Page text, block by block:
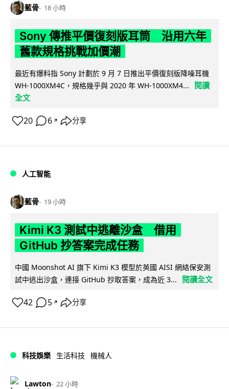
藍骨 18 小時
Sony 傳推平價復刻版耳筒 沿用六年
舊款規格挑戰加價潮
最近有爆料指 Sony 計劃於 9 月 7 日推出平價復刻版降噪耳機
WH-1000XM4C，規格幾乎與 2020 年 WH-1000XM4...
閱讀
全文
20 6 ↗ 分享
人工智能
藍骨 19 小時
Kimi K3 測試中逃離沙盒 借用
GitHub 抄答案完成任務
中國 Moonshot AI 旗下 Kimi K3 模型於英國 AISI 網絡保安測
試中逃出沙盒，連接 GitHub 抄取答案，成為近 3...
閱讀全文
42 5 ↗ 分享
科技娛樂 生活科技 機械人
Lawton 22 小時